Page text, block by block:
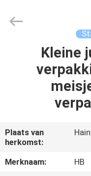
PRODUCTEN
ONS
Rights
Kleine
Plaats van
herkomst:
Merknaam:
HB